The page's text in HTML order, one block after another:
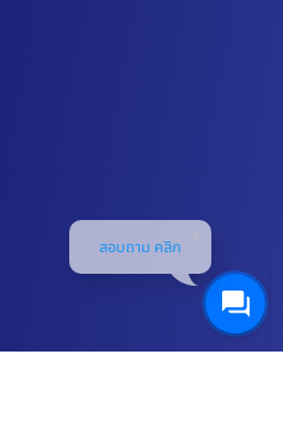
สอบถาม คลิก